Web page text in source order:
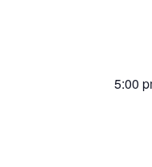
5:00